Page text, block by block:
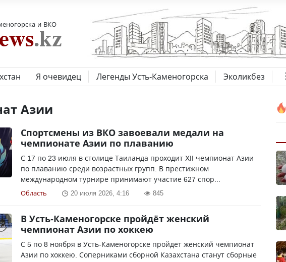
и ВКО
Я очевидец Легенды Усть-Каменогорска Эколикбез
Азии
Спортсмены из ВКО завоевали медали на
чемпионате Азии по плаванию
С 17 по 23 июля в столице Таиланда проходит XII чемпионат Азии
по плаванию среди возрастных групп. В престижном
международном турнире принимают участие 627 спор...
Область 20 июля 2026, 4:16 845
В Усть-Каменогорске пройдёт женский
чемпионат Азии по хоккею
С 5 по 8 ноября в Усть-Каменогорске пройдет женский чемпионат
Азии по хоккею. Соперниками сборной Казахстана станут сборные